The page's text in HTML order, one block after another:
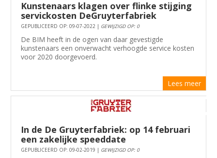
Kunstenaars klagen over flinke stijging
servickosten DeGruyterfabriek
GEPUBLICEERD OP: 09-07-2022 | GEWIJZIGD OP: 0
De BIM heeft in de ogen van daar gevestigde
kunstenaars een onverwacht verhoogde service kosten
voor 2020 doorgevoerd.
Lees meer
In de De Gruyterfabriek: op 14 februari
een zakelijke speeddate
GEPUBLICEERD OP: 09-02-2019 | GEWIJZIGD OP: 0